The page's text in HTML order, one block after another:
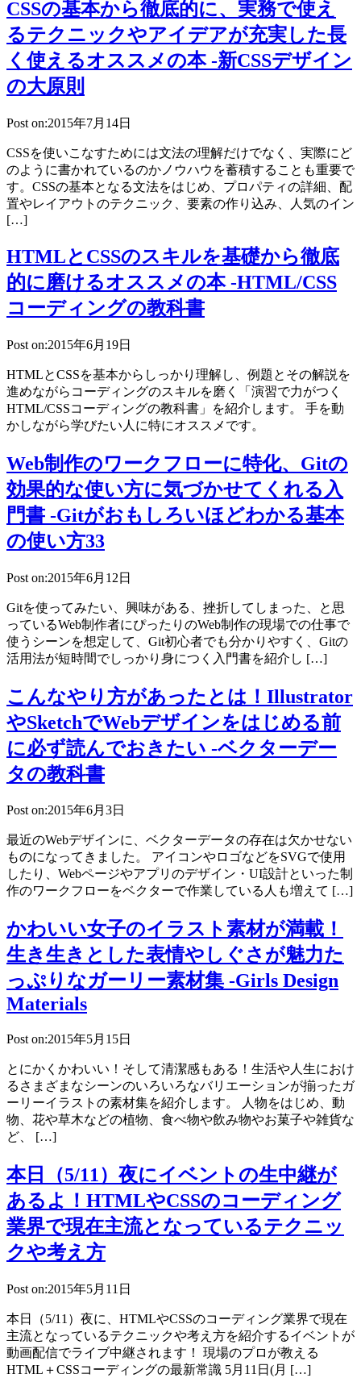
CSSの基本から徹底的に、実務で使え
るテクニックやアイデアが充実した長
く使えるオススメの本 -新CSSデザイン
の大原則
Post on:2015年7月14日
CSSを使いこなすためには文法の理解だけでなく、実際にど
のように書かれているのかノウハウを蓄積することも重要で
す。CSSの基本となる文法をはじめ、プロパティの詳細、配
置やレイアウトのテクニック、要素の作り込み、人気のイン
[…]
HTMLとCSSのスキルを基礎から徹底
的に磨けるオススメの本 -HTML/CSS
コーディングの教科書
Post on:2015年6月19日
HTMLとCSSを基本からしっかり理解し、例題とその解説を
進めながらコーディングのスキルを磨く「演習で力がつく
HTML/CSSコーディングの教科書」を紹介します。 手を動
かしながら学びたい人に特にオススメです。
Web制作のワークフローに特化、Gitの
効果的な使い方に気づかせてくれる入
門書 -Gitがおもしろいほどわかる基本
の使い方33
Post on:2015年6月12日
Gitを使ってみたい、興味がある、挫折してしまった、と思
っているWeb制作者にぴったりのWeb制作の現場での仕事で
使うシーンを想定して、Git初心者でも分かりやすく、Gitの
活用法が短時間でしっかり身につく入門書を紹介し […]
こんなやり方があったとは！Illustrator
やSketchでWebデザインをはじめる前
に必ず読んでおきたい -ベクターデー
タの教科書
Post on:2015年6月3日
最近のWebデザインに、ベクターデータの存在は欠かせない
ものになってきました。 アイコンやロゴなどをSVGで使用
したり、Webページやアプリのデザイン・UI設計といった制
作のワークフローをベクターで作業している人も増えて […]
かわいい女子のイラスト素材が満載！
生き生きとした表情やしぐさが魅力た
っぷりなガーリー素材集 -Girls Design
Materials
Post on:2015年5月15日
とにかくかわいい！そして清潔感もある！生活や人生におけ
るさまざまなシーンのいろいろなバリエーションが揃ったガ
ーリーイラストの素材集を紹介します。 人物をはじめ、動
物、花や草木などの植物、食べ物や飲み物やお菓子や雑貨な
ど、 […]
本日（5/11）夜にイベントの生中継が
あるよ！HTMLやCSSのコーディング
業界で現在主流となっているテクニッ
クや考え方
Post on:2015年5月11日
本日（5/11）夜に、HTMLやCSSのコーディング業界で現在
主流となっているテクニックや考え方を紹介するイベントが
動画配信でライブ中継されます！ 現場のプロが教える
HTML＋CSSコーディングの最新常識 5月11日(月 […]